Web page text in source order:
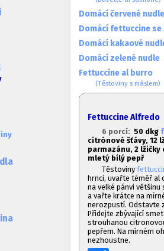
Domácí červené nudle
Domácí fettuccine se
Domácí kakaové
Domácí zelené nudle
Fettuccine al burro
(Těstoviny s máslem)
Fettuccine Alfredo
6 porcí: 50 dkg
citrónové šťávy, 12
parmazánu, 2
mletý bílý pepř
Těstoviny
hrnci, uvařte téměř al
na velké pánvi
a vařte krátce na
nerozpustí. Odstavte
Přidejte zbývající
strouhanou
pepřem. Na mírném
nezhoustne.